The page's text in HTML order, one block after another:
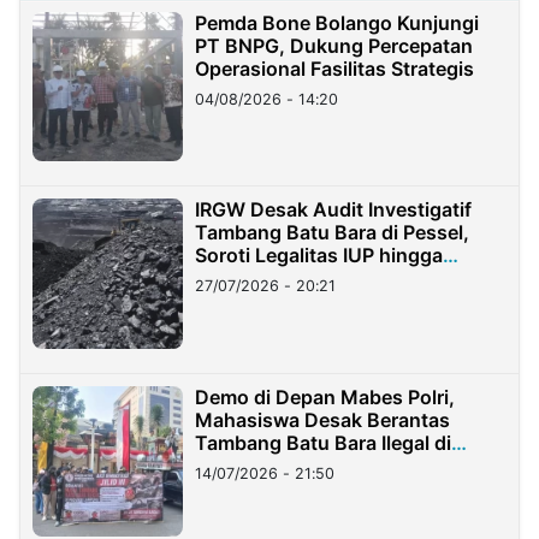
Pemda Bone Bolango Kunjungi
PT BNPG, Dukung Percepatan
Operasional Fasilitas Strategis
04/08/2026 - 14:20
IRGW Desak Audit Investigatif
Tambang Batu Bara di Pessel,
Soroti Legalitas IUP hingga
Stockpile
27/07/2026 - 20:21
Demo di Depan Mabes Polri,
Mahasiswa Desak Berantas
Tambang Batu Bara Ilegal di
Lampung
14/07/2026 - 21:50